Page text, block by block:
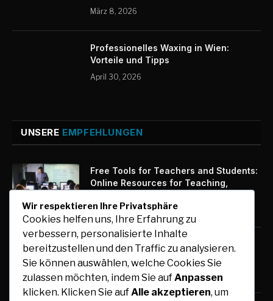
März 8, 2026
Professionelles Waxing in Wien:
Vorteile und Tipps
April 30, 2026
UNSERE EMPFEHLUNGEN
Free Tools for Teachers and Students:
Online Resources for Teaching,
August 6, 2026
Auto mit Fahrer in Südindien günstig
buchen und flexibel reisen
August 6, 2026
Wir respektieren Ihre Privatsphäre
Cookies helfen uns, Ihre Erfahrung zu
verbessern, personalisierte Inhalte
bereitzustellen und den Traffic zu analysieren.
Sie können auswählen, welche Cookies Sie
zulassen möchten, indem Sie aufAnpassen
klicken. Klicken Sie aufAlle akzeptieren, um